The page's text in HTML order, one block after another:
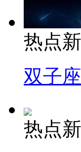
热点
双子
热点